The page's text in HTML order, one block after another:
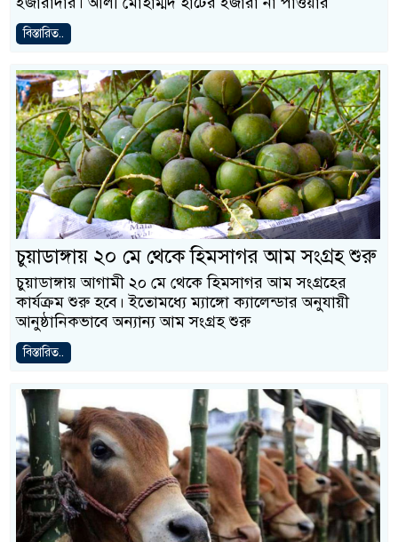
বিস্তারিত..
চুয়াডাঙ্গায় ২০ মে থেকে হিমসাগর আম সংগ্রহ শুরু
চুয়াডাঙ্গায় আগামী ২০ মে থেকে হিমসাগর আম সংগ্রহের
কার্যক্রম শুরু হবে। ইতোমধ্যে ম্যাঙ্গো ক্যালেন্ডার অনুযায়ী
আনুষ্ঠানিকভাবে অন্যান্য আম সংগ্রহ শুরু
বিস্তারিত..